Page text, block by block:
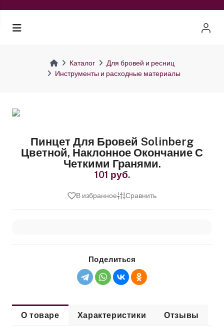
Каталог
Для бровей и ресниц
Инструменты и расходные материалы
Пинцет Для Бровей Solinberg
Цветной, Наклонное Окончание С
Четкими Гранями.
101 руб.
В избранное Сравнить
Поделиться
О товаре Характеристики Отзывы